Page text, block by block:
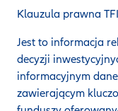
Klauzula prawna
Jest to informacja
decyzji
informacyjnym
zawierającym